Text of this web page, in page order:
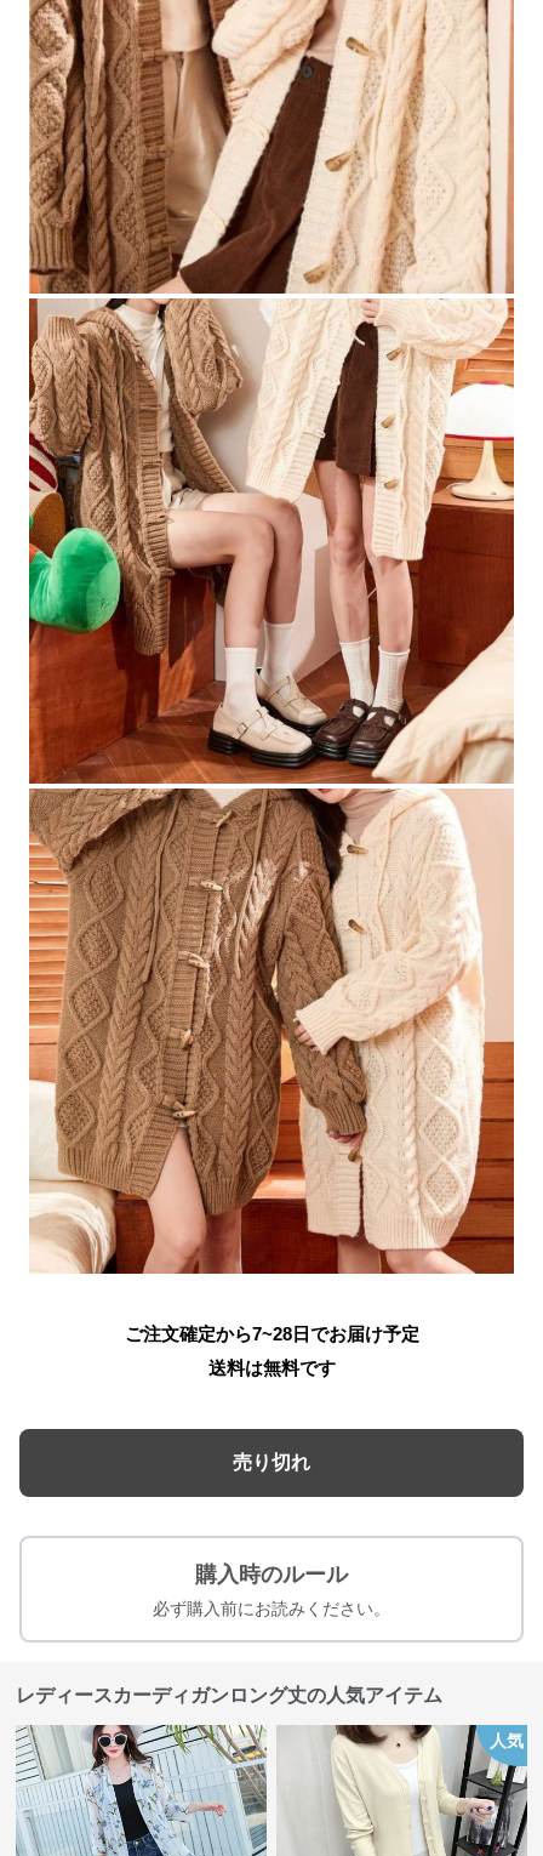
ご注文確定から7~28日でお届け予定
送料は無料です
売り切れ
購入時のルール
必ず購入前にお読みください。
レディースカーディガンロング丈の人気アイテム
人気